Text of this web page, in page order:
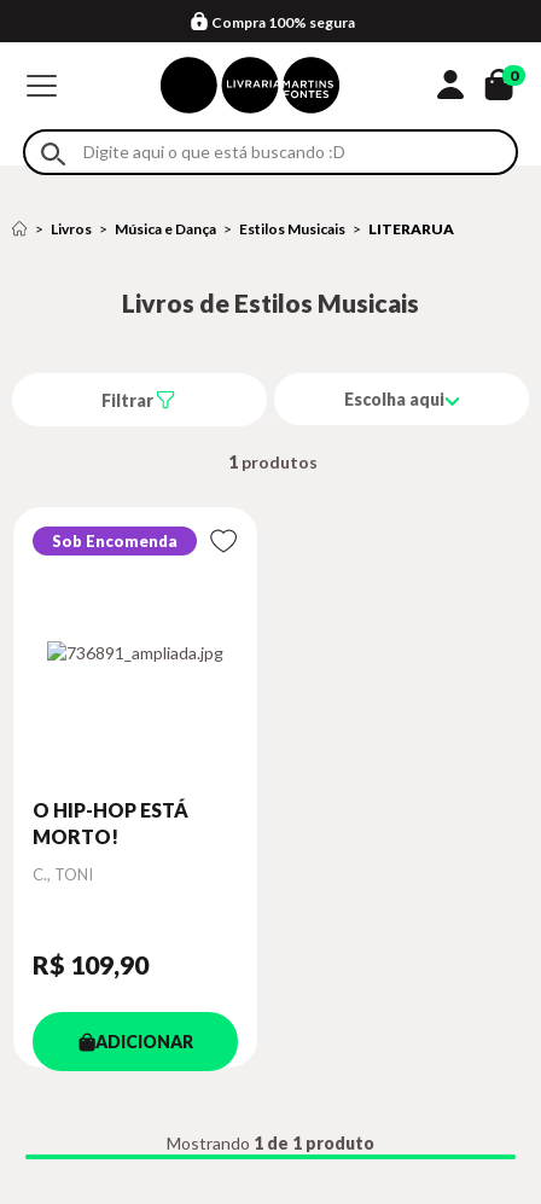
Formas de entrega
Compra 100% segura
Em até 4x sem juros no cartão*
Retire na loja
Eventos
0
Livros Música e Dança Estilos Musicais LITERARUA
Livros de Estilos Musicais
Filtrar Escolha aqui
1
Sob Encomenda
O HIP-HOP ESTÁ
MORTO!
Autor
C., TONI
R$ 109,90
ADICIONAR
Mostrando 1 de 1 produto